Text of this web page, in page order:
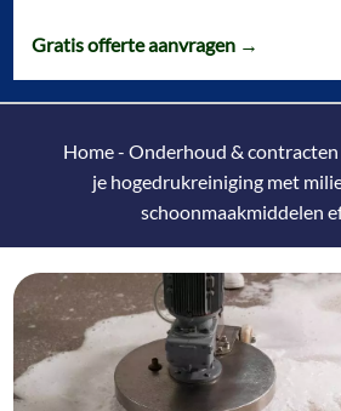
Gratis offerte aanvragen →
Home- Onderhoud & contracten
je hogedrukreiniging met
schoonmaakmiddelen